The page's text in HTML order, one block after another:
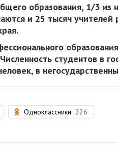
образования, 1/3 из
и 25 тысяч учителей
студентов в
в
Одноклассники 226